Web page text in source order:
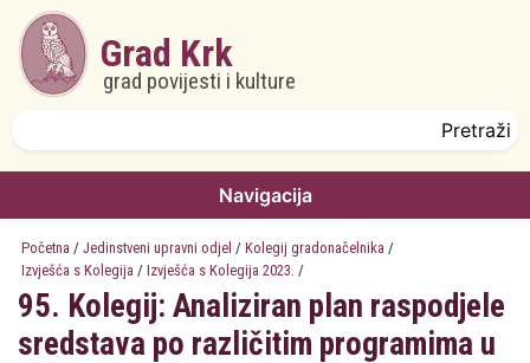
Skoči na glavni sadržaj
Grad Krk
grad povijesti i kulture
Navigacija
Početna / Jedinstveni upravni odjel / Kolegij gradonačelnika /
Izvješća s Kolegija / Izvješća s Kolegija 2023. /
95. Kolegij: Analiziran plan raspodjele
sredstava po različitim programima u